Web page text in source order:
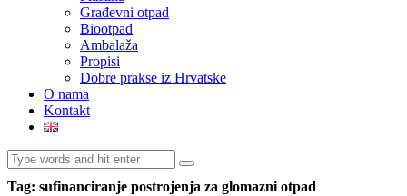
Građevni otpad
Biootpad
Ambalaža
Propisi
Dobre prakse iz Hrvatske
O nama
Kontakt
Tag: sufinanciranje postrojenja za glomazni otpad